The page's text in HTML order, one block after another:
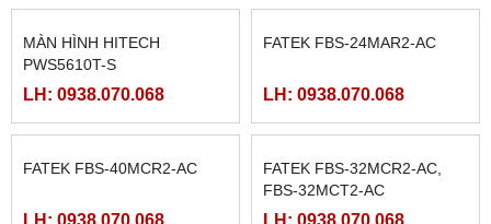
LH: 0938.070.068 LH: 0938.070.068